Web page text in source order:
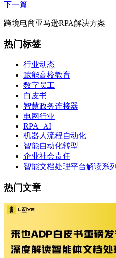
下一篇
跨境电商亚马逊RPA解决方案
热门标签
行业动态
赋能高校教育
数字员工
白皮书
智慧政务连接器
电网行业
RPA+AI
机器人流程自动化
智能自动化转型
企业社会责任
智能文档处理平台解读系列
热门文章